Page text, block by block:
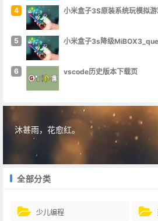
4
小米盒子3S原装系统玩模拟
5
小米盒子3s降级
6
vscode历史版本下载页
沐甚雨，花愈红。
全部分类
少儿编程